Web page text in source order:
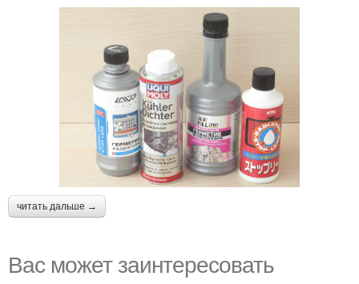
читать дальше →
Вас может заинтересовать